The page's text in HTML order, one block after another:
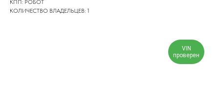
КПП: РОБОТ
КОЛИЧЕСТВО ВЛАДЕЛЬЦЕВ: 1
VIN
проверен